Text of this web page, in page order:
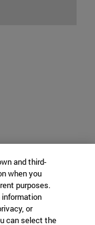
and third-
when you
purposes.
information
or
can select the